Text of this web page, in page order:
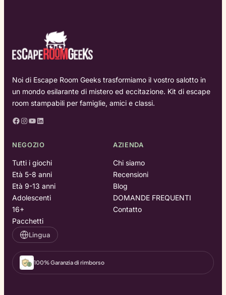
Noi di Escape Room Geeks trasformiamo il vostro salotto in
un mondo esilarante di mistero ed eccitazione. Kit di escape
room stampabili per famiglie, amici e classi.
Facebook Instagram YouTube LinkedIn
NEGOZIO
Tutti i giochi
Età 5-8 anni
Età 9-13 anni
Adolescenti
16+
Pacchetti
AZIENDA
Chi siamo
Recensioni
Blog
DOMANDE FREQUENTI
Contatto
Lingua
100% Garanzia di rimborso